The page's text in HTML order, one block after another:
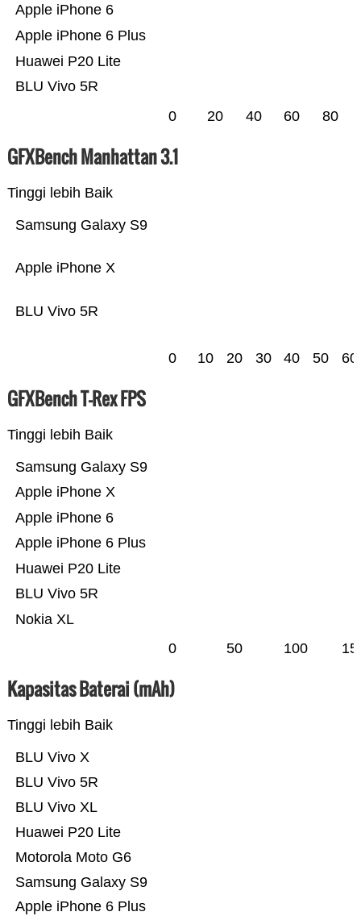
BLU Vivo 5R
Huawei P20 Lite
Apple iPhone 6 Plus
Apple iPhone 6
0 20 40 60 80
GFXBench Manhattan 3.1
Tinggi lebih Baik
BLU Vivo 5R
Apple iPhone X
Samsung Galaxy S9
0 10 20 30 40 50 60
GFXBench T-Rex FPS
Tinggi lebih Baik
Nokia XL
BLU Vivo 5R
Huawei P20 Lite
Apple iPhone 6 Plus
Apple iPhone 6
Apple iPhone X
Samsung Galaxy S9
0 50 100
Kapasitas Baterai (mAh)
Tinggi lebih Baik
Apple iPhone 6 Plus
Samsung Galaxy S9
Motorola Moto G6
Huawei P20 Lite
BLU Vivo XL
BLU Vivo 5R
BLU Vivo X